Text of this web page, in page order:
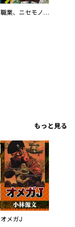
職業、ニセモノ～あなたに偽は見抜けない【電子単行本版】
もっと見る
オメガJ